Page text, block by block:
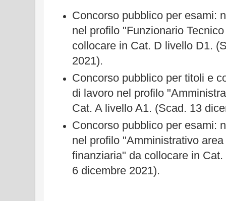
Concorso pubblico per esami:
nel profilo "Funzionario
collocare in Cat. D livello D1.
2021).
Concorso pubblico per titoli e
di lavoro nel profilo
Cat. A livello A1. (Scad. 13
Concorso pubblico per esami:
nel profilo "Amministrativo
finanziaria" da collocare in
6 dicembre 2021).